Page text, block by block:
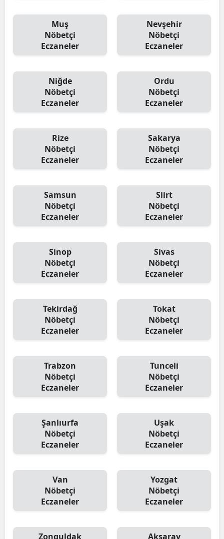
Muş
Nöbetçi
Eczaneler
Nevşehir
Nöbetçi
Eczaneler
Niğde
Nöbetçi
Eczaneler
Ordu
Nöbetçi
Eczaneler
Rize
Nöbetçi
Eczaneler
Sakarya
Nöbetçi
Eczaneler
Samsun
Nöbetçi
Eczaneler
Siirt
Nöbetçi
Eczaneler
Sinop
Nöbetçi
Eczaneler
Sivas
Nöbetçi
Eczaneler
Tekirdağ
Nöbetçi
Eczaneler
Tokat
Nöbetçi
Eczaneler
Trabzon
Nöbetçi
Eczaneler
Tunceli
Nöbetçi
Eczaneler
Şanlıurfa
Nöbetçi
Eczaneler
Uşak
Nöbetçi
Eczaneler
Van
Nöbetçi
Eczaneler
Yozgat
Nöbetçi
Eczaneler
Zonguldak Aksaray